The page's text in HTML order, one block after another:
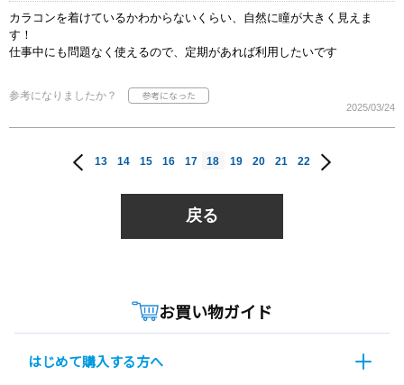
カラコンを着けているかわからないくらい、自然に瞳が大きく見えま
す！
仕事中にも問題なく使えるので、定期があれば利用したいです
参考になりましたか？
2025/03/24
13 14 15 16 17 18 19 20 21 22
戻る
お買い物ガイド
はじめて購入する方へ